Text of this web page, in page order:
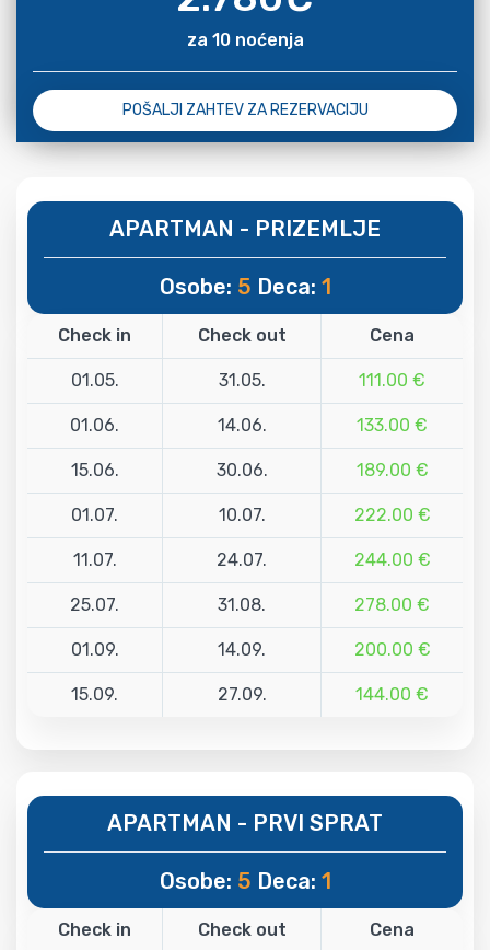
za 10 noćenja
POŠALJI ZAHTEV ZA REZERVACIJU
APARTMAN - PRIZEMLJE
Osobe: 5 Deca: 1
Check in Check out Cena
01.05. 31.05. 111.00 €
01.06. 14.06. 133.00 €
15.06. 30.06. 189.00 €
01.07. 10.07. 222.00 €
11.07. 24.07. 244.00 €
25.07. 31.08. 278.00 €
01.09. 14.09. 200.00 €
15.09. 27.09. 144.00 €
APARTMAN - PRVI SPRAT
Osobe: 5 Deca: 1
Check in Check out Cena